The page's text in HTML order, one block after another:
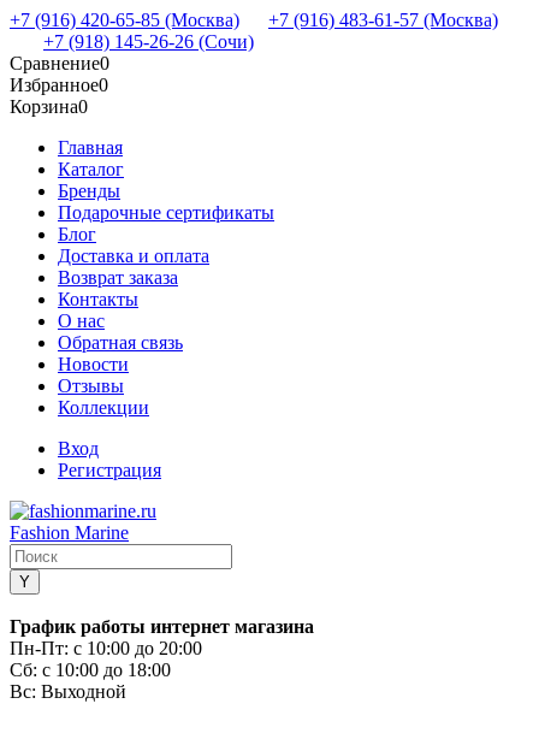
+7 (916) 420-65-85 (Москва)
+7 (916) 483-61-57 (Москва)
+7 (918) 145-26-26 (Сочи)
Сравнение0
Избранное0
Корзина0
Главная
Каталог
Бренды
Подарочные сертификаты
Блог
Доставка и оплата
Возврат заказа
Контакты
О нас
Обратная связь
Новости
Отзывы
Коллекции
Вход
Регистрация
Fashion Marine
График работы интернет магазина
Пн-Пт: с 10:00 до 20:00
Сб: с 10:00 до 18:00
Вс: Выходной